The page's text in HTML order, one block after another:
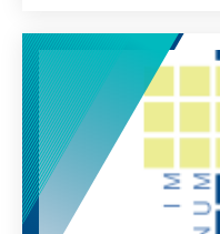
zwar nachgelassen,
handlungsfähig
Voraussetzungen,
interessierten
sondern selbst in